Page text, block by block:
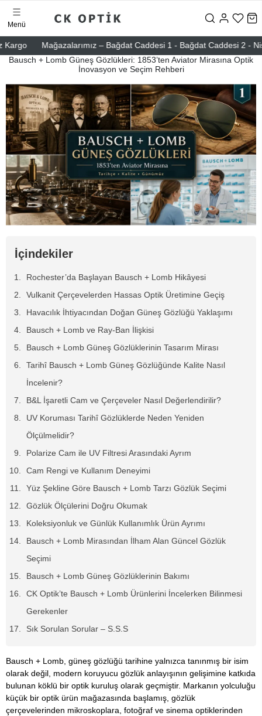
Mağazalarımız – Bağdat Caddesi 1 - Bağdat Caddesi 2 - Nişantaşı
Menü
Bausch + Lomb Güneş Gözlükleri: 1853’ten Aviator Mirasına Optik
İnovasyon ve Seçim Rehberi
İçindekiler
Rochester’da Başlayan Bausch + Lomb Hikâyesi
Vulkanit Çerçevelerden Hassas Optik Üretimine Geçiş
Havacılık İhtiyacından Doğan Güneş Gözlüğü Yaklaşımı
Bausch + Lomb ve Ray-Ban İlişkisi
Bausch + Lomb Güneş Gözlüklerinin Tasarım Mirası
Tarihî Bausch + Lomb Güneş Gözlüğünde Kalite Nasıl
İncelenir?
B&L İşaretli Cam ve Çerçeveler Nasıl Değerlendirilir?
UV Koruması Tarihî Gözlüklerde Neden Yeniden
Ölçülmelidir?
Polarize Cam ile UV Filtresi Arasındaki Ayrım
Cam Rengi ve Kullanım Deneyimi
Yüz Şekline Göre Bausch + Lomb Tarzı Gözlük Seçimi
Gözlük Ölçülerini Doğru Okumak
Koleksiyonluk ve Günlük Kullanımlık Ürün Ayrımı
Bausch + Lomb Mirasından İlham Alan Güncel Gözlük
Seçimi
Bausch + Lomb Güneş Gözlüklerinin Bakımı
CK Optik’te Bausch + Lomb Ürünlerini İncelerken Bilinmesi
Gerekenler
Sık Sorulan Sorular – S.S.S
Bausch + Lomb, güneş gözlüğü tarihine yalnızca tanınmış bir isim
olarak değil, modern koruyucu gözlük anlayışının gelişimine katkıda
bulunan köklü bir optik kuruluş olarak geçmiştir. Markanın yolculuğu
küçük bir optik ürün mağazasında başlamış, gözlük
çerçevelerinden mikroskoplara, fotoğraf ve sinema optiklerinden